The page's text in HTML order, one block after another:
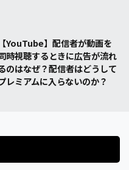
【YouTube】配信者が動画を
時視聴するときに広告が流れ
のはなぜ？配信者はどうして
レミアムに入らないのか？